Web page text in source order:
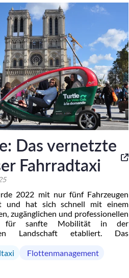
Das vernetzte
Fahrradtaxi
2022 mit nur fünf Fahrzeugen
und hat sich schnell mit einem
zugänglichen und professionellen
für sanfte Mobilität in der
Landschaft etabliert. Das
Dienst an, der Ökologie, Effizienz
Flottenmanagement